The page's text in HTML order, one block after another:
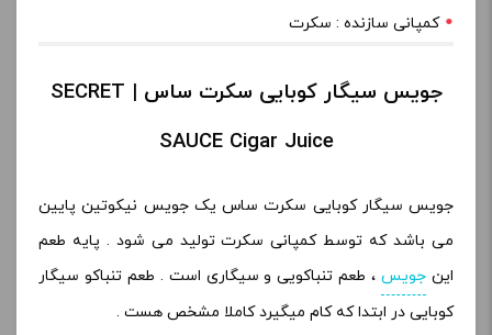
کمپانی سازنده : سکرت
جویس سیگار کوبایی سکرت ساس | SECRET
SAUCE Cigar Juice
جویس سیگار کوبایی سکرت ساس یک جویس نیکوتین پایین
می باشد که توسط کمپانی سکرت تولید می شود . پایه طعم
این جویس، طعم تنباکویی و سیگاری است . طعم تنباکو سیگار
کوبایی در ابتدا که کام میگیرد کاملا مشخص هست .